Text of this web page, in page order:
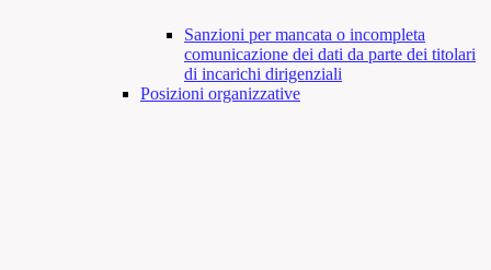
Sanzioni per mancata o incompleta
comunicazione dei dati da parte dei titolari
di incarichi dirigenziali
Posizioni organizzative